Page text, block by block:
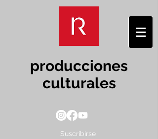
producciones
culturales
Suscribirse